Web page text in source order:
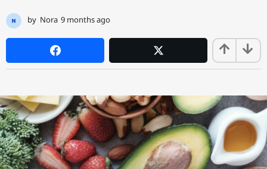
by Nora 9 months ago
o
t
a
g
o